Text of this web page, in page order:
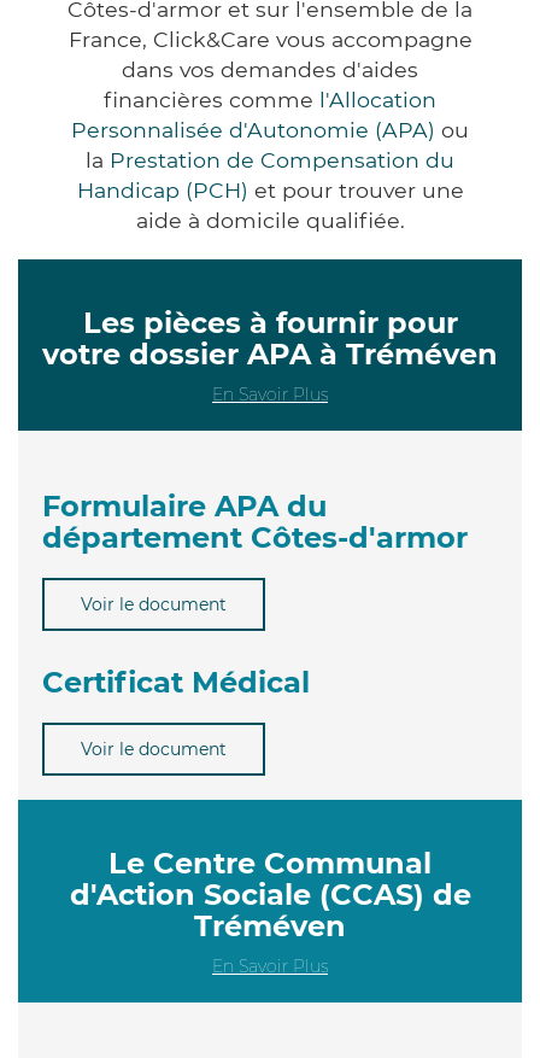
Côtes-d'armor et sur l'ensemble de la
France, Click&Care vous accompagne
dans vos demandes d'aides
financières comme l'Allocation
Personnalisée d'Autonomie (APA) ou
la Prestation de Compensation du
Handicap (PCH) et pour trouver une
aide à domicile qualifiée.
Les pièces à fournir pour
votre dossier APA à Tréméven
En Savoir Plus
Formulaire APA du
département Côtes-d'armor
Voir le document
Certificat Médical
Voir le document
Le Centre Communal
d'Action Sociale (CCAS) de
Tréméven
En Savoir Plus